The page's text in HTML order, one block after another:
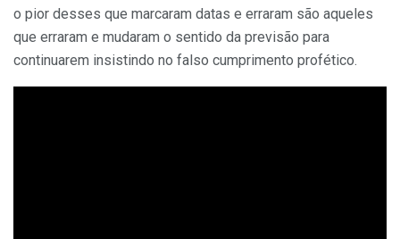
o pior desses que marcaram datas e erraram são aqueles
que erraram e mudaram o sentido da previsão para
continuarem insistindo no falso cumprimento profético.